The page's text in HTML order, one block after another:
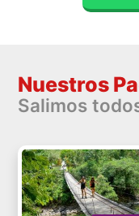
Nuestros
Salimos